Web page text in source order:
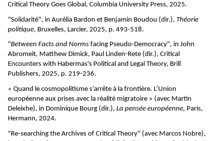
Critical Theory Goes Global, Columbia University Press, 2025.
"Solidarité", in Aurélia Bardon et Benjamin Boudou (dir.), Théorie
politique, Bruxelles, Larcier, 2025, p. 493-518.
"Between Facts and Norms facing Pseudo-Democracy", in John
Abromeit, Matthew Dimick, Paul Linden-Rete (dir.), Critical
Encounters with Habermas's Political and Legal Theory, Brill
Publishers, 2025, p. 219-236.
« Quand le cosmopolitisme s’arrête à la frontière. L’Union
européenne aux prises avec la réalité migratoire » (avec Martin
Deleixhe), in Dominique Bourg (dir.), La pensée européenne, Paris,
Hermann, 2024.
"Re-searching the Archives of Critical Theory" (avec Marcos Nobre),